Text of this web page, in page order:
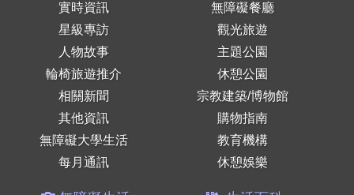
實時資訊
星級專訪
人物故事
輪椅旅遊推介
相關新聞
其他資訊
無障礙大學生活
每月通訊
無障礙餐廳
觀光旅遊
主題公園
休憩公園
宗教建築/博物館
購物指南
教育機構
休憩娛樂